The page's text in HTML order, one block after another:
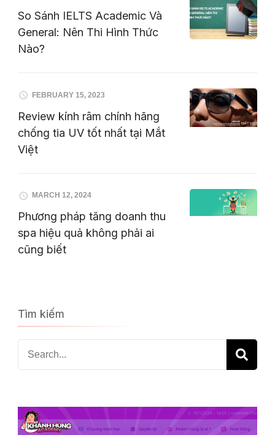
So Sánh IELTS Academic Và
General: Nên Thi Hình Thức
Nào?
FEBRUARY 15, 2023
Review kính râm chính hãng
chống tia UV tốt nhất tại Mắt
Việt
MARCH 12, 2024
Phương pháp tăng doanh thu
spa hiệu quả không phải ai
cũng biết
Tìm kiếm
Search
for: